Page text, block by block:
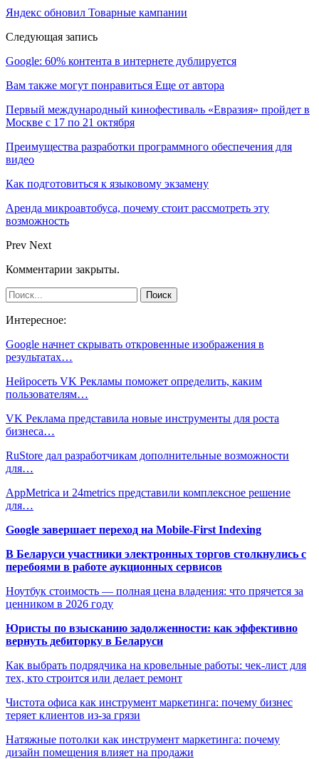
Яндекс обновил Товарные кампании
Следующая запись
Google: 60% контента в интернете дублируется
Вам также могут понравиться Еще от автора
Первый международный кинофестиваль «Евразия» пройдет в
Москве с 17 по 21 октября
Преимущества разработки программного обеспечения для
видео
Как подготовиться к языковому экзамену
Аренда микроавтобуса, почему стоит рассмотреть эту
возможность
Prev Next
Комментарии закрыты.
Интересное:
Google начнет скрывать откровенные изображения в
результатах…
Нейросеть VK Рекламы поможет определить, каким
пользователям…
VK Реклама представила новые инструменты для роста
бизнеса…
RuStore дал разработчикам дополнительные возможности
для…
AppMetrica и 24metrics представили комплексное решение
для…
Google завершает переход на Mobile-First Indexing
В Беларуси участники электронных торгов столкнулись с
перебоями в работе аукционных сервисов
Ноутбук стоимость — полная цена владения: что прячется за
ценником в 2026 году
Юристы по взысканию задолженности: как эффективно
вернуть дебиторку в Беларуси
Как выбрать подрядчика на кровельные работы: чек-лист для
тех, кто строится или делает ремонт
Чистота офиса как инструмент маркетинга: почему бизнес
теряет клиентов из-за грязи
Натяжные потолки как инструмент маркетинга: почему
дизайн помещения влияет на продажи